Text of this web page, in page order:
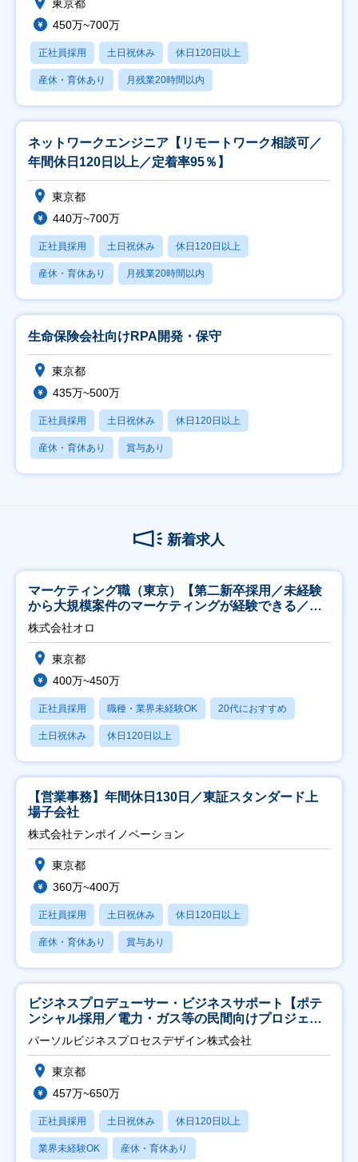
東京都
450万~700万
正社員採用 土日祝休み 休日120日以上
産休・育休あり 月残業20時間以内
ネットワークエンジニア【リモートワーク相談可／
年間休日120日以上／定着率95％】
東京都
440万~700万
正社員採用 土日祝休み 休日120日以上
産休・育休あり 月残業20時間以内
生命保険会社向けRPA開発・保守
東京都
435万~500万
正社員採用 土日祝休み 休日120日以上
産休・育休あり 賞与あり
新着求人
マーケティング職（東京）【第二新卒採用／未経験
から大規模案件のマーケティングが経験できる／研
修充実】
株式会社オロ
東京都
400万~450万
正社員採用 職種・業界未経験OK 20代におすすめ
土日祝休み 休日120日以上
【営業事務】年間休日130日／東証スタンダード上
場子会社
株式会社テンポイノベーション
東京都
360万~400万
正社員採用 土日祝休み 休日120日以上
産休・育休あり 賞与あり
ビジネスプロデューサー・ビジネスサポート【ポテ
ンシャル採用／電力・ガス等の民間向けプロジェク
ト推進】
パーソルビジネスプロセスデザイン株式会社
東京都
457万~650万
正社員採用 土日祝休み 休日120日以上
業界未経験OK 産休・育休あり